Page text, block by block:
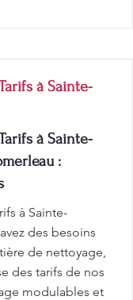
à Sainte-
à Sainte-
:
à Sainte-
des besoins
de nettoyage,
des tarifs de nos
modulables et